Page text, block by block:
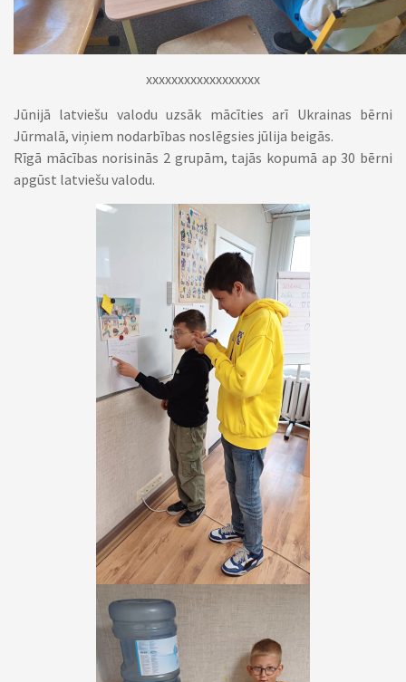
xxxxxxxxxxxxxxxxxx
Jūnijā latviešu valodu uzsāk mācīties arī Ukrainas bērni
Jūrmalā, viņiem nodarbības noslēgsies jūlija beigās.
Rīgā mācības norisinās 2 grupām, tajās kopumā ap 30 bērni
apgūst latviešu valodu.